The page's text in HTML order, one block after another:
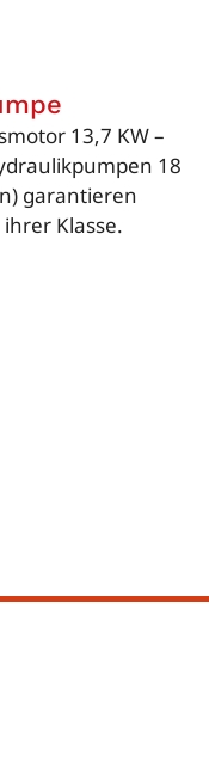
13,7 KW –
18
garantieren
Klasse.